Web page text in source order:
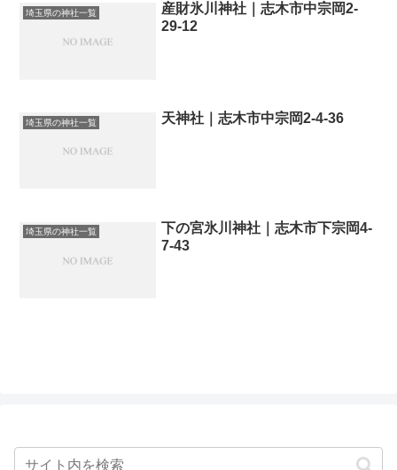
埼玉県の神社一覧
産財氷川神社｜志木市中宗岡2-
29-12
埼玉県の神社一覧 天神社｜志木市中宗岡2-4-36
埼玉県の神社一覧
下の宮氷川神社｜志木市下宗岡4-
7-43